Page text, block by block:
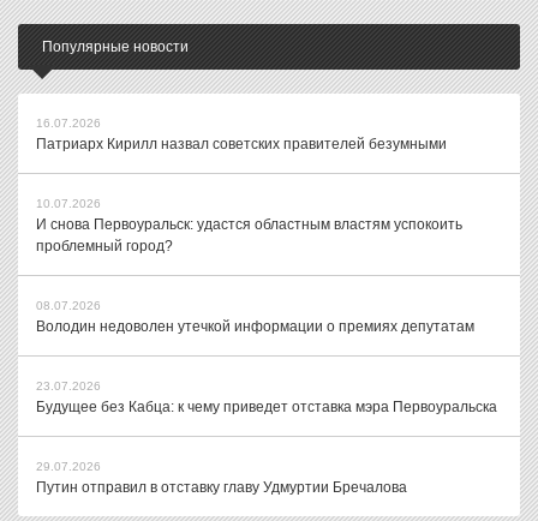
Популярные новости
16.07.2026
Патриарх Кирилл назвал советских правителей безумными
10.07.2026
И снова Первоуральск: удастся областным властям успокоить
проблемный город?
08.07.2026
Володин недоволен утечкой информации о премиях депутатам
23.07.2026
Будущее без Кабца: к чему приведет отставка мэра Первоуральска
29.07.2026
Путин отправил в отставку главу Удмуртии Бречалова